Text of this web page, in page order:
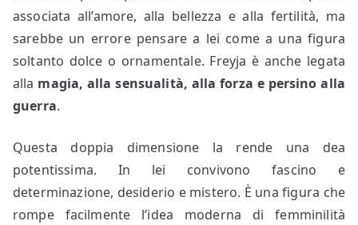
associata all’amore, alla bellezza e alla fertilità, ma
sarebbe un errore pensare a lei come a una figura
soltanto dolce o ornamentale. Freyja è anche legata
alla magia, alla sensualità, alla forza e persino alla
guerra.
Questa doppia dimensione la rende una dea
potentissima. In lei convivono fascino e
determinazione, desiderio e mistero. È una figura che
rompe facilmente l’idea moderna di femminilità